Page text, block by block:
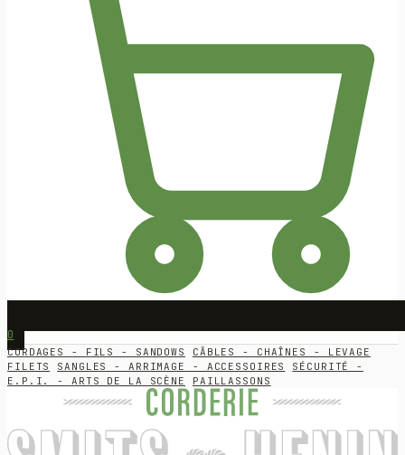
0
CORDAGES - FILS - SANDOWS
CÂBLES - CHAÎNES - LEVAGE
FILETS
SANGLES - ARRIMAGE - ACCESSOIRES
SÉCURITÉ -
E.P.I. - ARTS DE LA SCÈNE
PAILLASSONS